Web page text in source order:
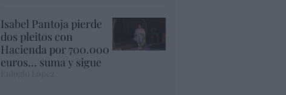
Isabel Pantoja pierde
dos pleitos con
Hacienda por 700.000
euros... suma y sigue